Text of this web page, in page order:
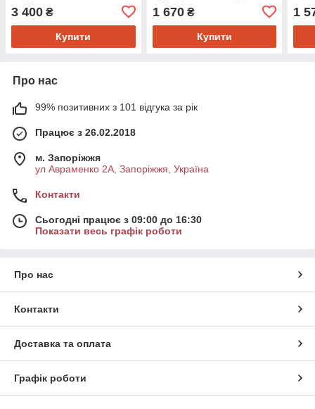
3 400 ₴
Купити
1 670₴
Купити
1
Про нас
99% позитивних з 101 відгука за рік
Працює з 26.02.2018
м. Запоріжжя
ул Авраменко 2А, Запоріжжя, Україна
Контакти
Сьогодні працює з 09:00 до 16:30
Показати весь графік роботи
Про нас
Контакти
Доставка та оплата
Графік роботи